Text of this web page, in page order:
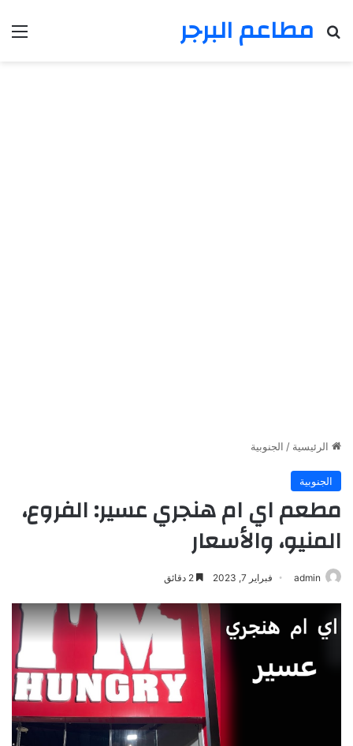
مطاعم البرجر
بحث عن
الرئيسية / الجنوبية
الجنوبية
مطعم اي ام هنجري عسير: الفروع،
المنيو، والأسعار
admin فبراير 7, 2023